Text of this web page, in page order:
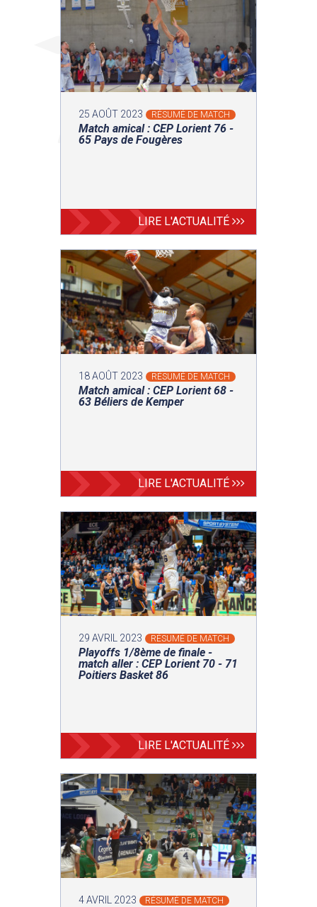
25 AOÛT 2023 RÉSUMÉ DE MATCH
Match amical : CEP Lorient 76 -
65 Pays de Fougères
LIRE L'ACTUALITÉ
18 AOÛT 2023 RÉSUMÉ DE MATCH
Match amical : CEP Lorient 68 -
63 Béliers de Kemper
LIRE L'ACTUALITÉ
29 AVRIL 2023 RÉSUMÉ DE MATCH
Playoffs 1/8ème de finale -
match aller : CEP Lorient 70 - 71
Poitiers Basket 86
LIRE L'ACTUALITÉ
4 AVRIL 2023 RÉSUMÉ DE MATCH